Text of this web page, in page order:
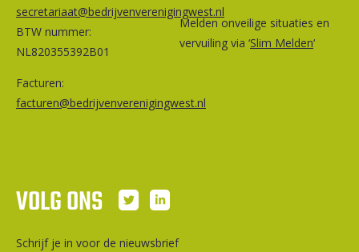
secretariaat@bedrijvenverenigingwest.nl
BTW nummer:
NL820355392B01
Facturen:
facturen@bedrijvenverenigingwest.nl
Melden onveilige situaties en
vervuiling via ‘Slim Melden‘
VOLG ONS
Schrijf je in voor de nieuwsbrief